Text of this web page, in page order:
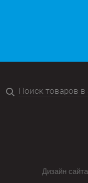
Дизайн сайта